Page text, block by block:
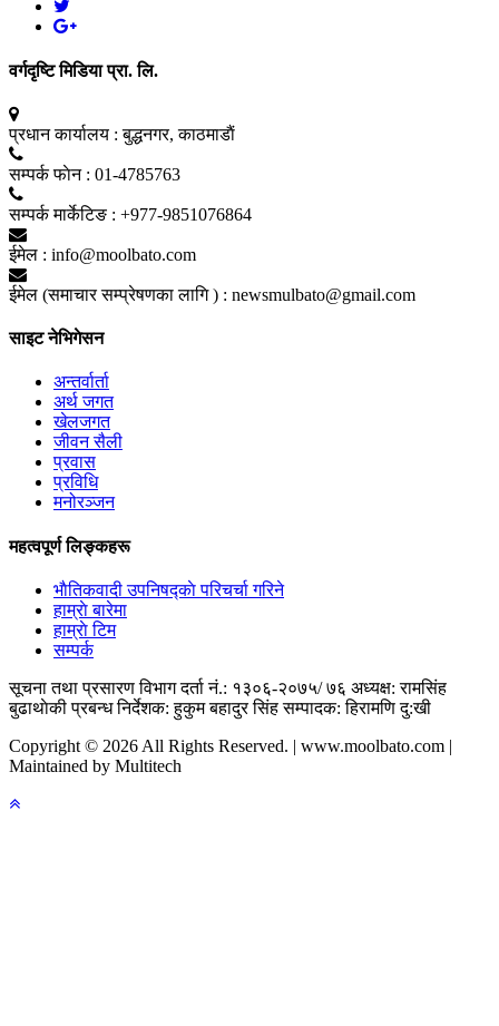
वर्गदृष्टि मिडिया प्रा. लि.
प्रधान कार्यालय : बुद्धनगर, काठमाडाैं
सम्पर्क फाेन : 01-4785763
सम्पर्क मार्केटिङ : +977-9851076864
ईमेल : info@moolbato.com
ईमेल (समाचार सम्प्रेषणका लागि ) : newsmulbato@gmail.com
साइट नेभिगेसन
अन्तर्वार्ता
अर्थ जगत
खेलजगत
जीवन सैली
प्रवास
प्रविधि
मनोरञ्जन
महत्वपूर्ण लिङ्कहरू
भाैतिकवादी उपनिषद्काे परिचर्चा गरिने
हाम्राे बारेमा
हाम्राे टिम
सम्पर्क
सूचना तथा प्रसारण विभाग दर्ता नं.: १३०६-२०७५/ ७६ अध्यक्ष: रामसिंह
बुढाथाेकी प्रबन्ध निर्देशक: हुकुम बहादुर सिंह सम्पादक: हिरामणि दु:खी
Copyright © 2026 All Rights Reserved. | www.moolbato.com |
Maintained by Multitech